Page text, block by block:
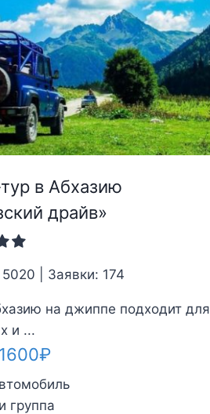
в Абхазию
драйв»
| Заявки: 174
на джиппе подходит для
и ...
1600₽
группа